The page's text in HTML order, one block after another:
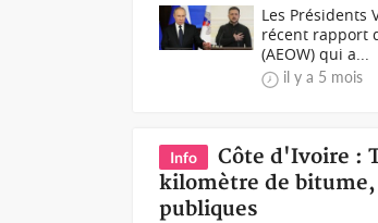
Les Présidents
récent rapport
(AEOW) qui a...
il y a 5 mois
Info
Côte d'Ivoire :
kilomètre de bitume,
publiques